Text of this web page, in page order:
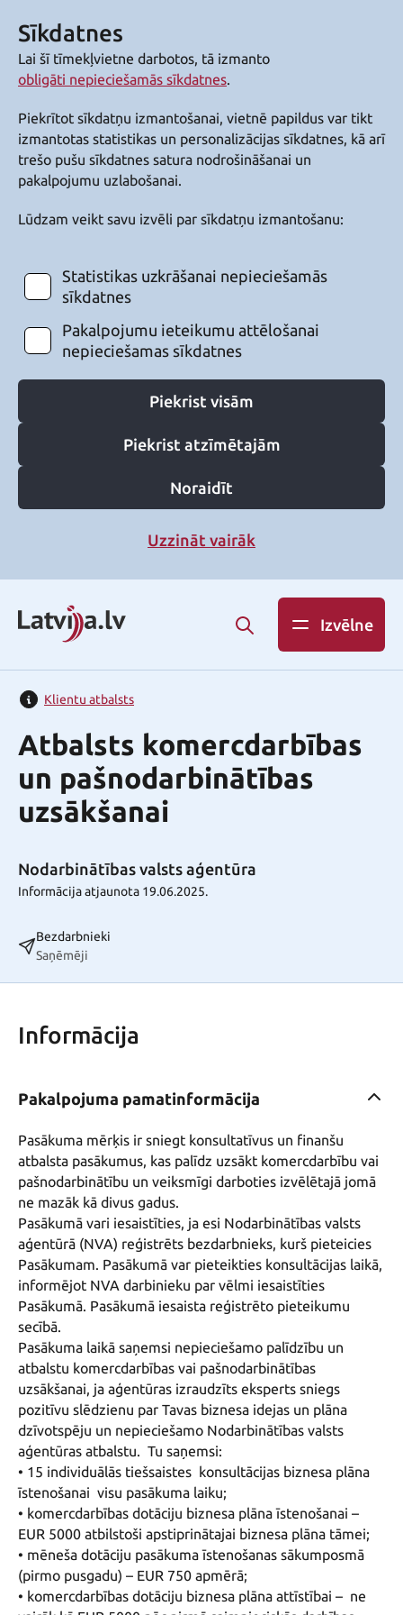
Sīkdatnes
Lai šī tīmekļvietne darbotos, tā izmanto
obligāti nepieciešamās sīkdatnes.
Piekrītot sīkdatņu izmantošanai, vietnē papildus var tikt
izmantotas statistikas un personalizācijas sīkdatnes, kā arī
trešo pušu sīkdatnes satura nodrošināšanai un
pakalpojumu uzlabošanai.
Lūdzam veikt savu izvēli par sīkdatņu izmantošanu:
Statistikas uzkrāšanai nepieciešamās
sīkdatnes
Pakalpojumu ieteikumu attēlošanai
nepieciešamas sīkdatnes
Piekrist visām
Piekrist atzīmētajām
Noraidīt
Uzzināt vairāk
Izvēlne
Klientu atbalsts
Atbalsts komercdarbības
un pašnodarbinātības
uzsākšanai
Nodarbinātības valsts aģentūra
Informācija atjaunota 19.06.2025.
Bezdarbnieki
Saņēmēji
Informācija
Pakalpojuma pamatinformācija
Pasākuma mērķis ir sniegt konsultatīvus un finanšu
atbalsta pasākumus, kas palīdz uzsākt komercdarbību vai
pašnodarbinātību un veiksmīgi darboties izvēlētajā jomā
ne mazāk kā divus gadus.
Pasākumā vari iesaistīties, ja esi Nodarbinātības valsts
aģentūrā (NVA) reģistrēts bezdarbnieks, kurš pieteicies
Pasākumam. Pasākumā var pieteikties konsultācijas laikā,
informējot NVA darbinieku par vēlmi iesaistīties
Pasākumā. Pasākumā iesaista reģistrēto pieteikumu
secībā.
Pasākuma laikā saņemsi nepieciešamo palīdzību un
atbalstu komercdarbības vai pašnodarbinātības
uzsākšanai, ja aģentūras izraudzīts eksperts sniegs
pozitīvu slēdzienu par Tavas biznesa idejas un plāna
dzīvotspēju un nepieciešamo Nodarbinātības valsts
aģentūras atbalstu.  Tu saņemsi:
• 15 individuālās tiešsaistes  konsultācijas biznesa plāna
īstenošanai  visu pasākuma laiku;
• komercdarbības dotāciju biznesa plāna īstenošanai –
EUR 5000 atbilstoši apstiprinātajai biznesa plāna tāmei;
• mēneša dotāciju pasākuma īstenošanas sākumposmā
(pirmo pusgadu) – EUR 750 apmērā;
• komercdarbības dotāciju biznesa plāna attīstībai –  ne